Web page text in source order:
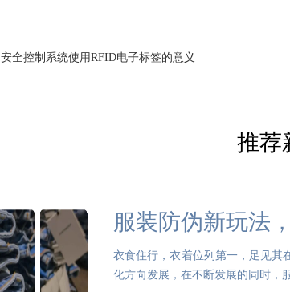
安全控制系统使用RFID电子标签的意义
推荐
服装防伪新玩法
衣食住行，衣着位列第一，足见其
化方向发展，在不断发展的同时，